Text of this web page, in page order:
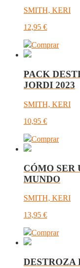
SMITH, KERI
12,95 €
Comprar
PACK
JORDI 2023
SMITH, KERI
10,95 €
Comprar
CÓMO SER
MUNDO
SMITH, KERI
13,95 €
Comprar
DESTROZA